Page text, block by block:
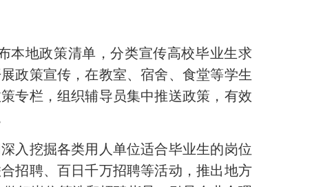
本地政策清单，分类宣传高校毕业生求
政策宣传，在教室、宿舍、食堂等学生
专栏，组织辅导员集中推送政策，有效
入挖掘各类用人单位适合毕业生的岗位
招聘、百日千万招聘等活动，推出地方